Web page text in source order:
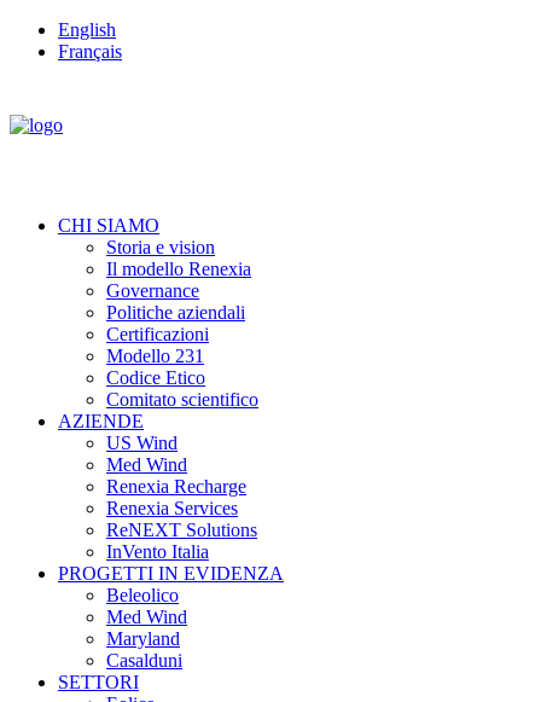
English
Français
CHI SIAMO
Storia e vision
Il modello Renexia
Governance
Politiche aziendali
Certificazioni
Modello 231
Codice Etico
Comitato scientifico
AZIENDE
US Wind
Med Wind
Renexia Recharge
Renexia Services
ReNEXT Solutions
InVento Italia
PROGETTI IN EVIDENZA
Beleolico
Med Wind
Maryland
Casalduni
SETTORI